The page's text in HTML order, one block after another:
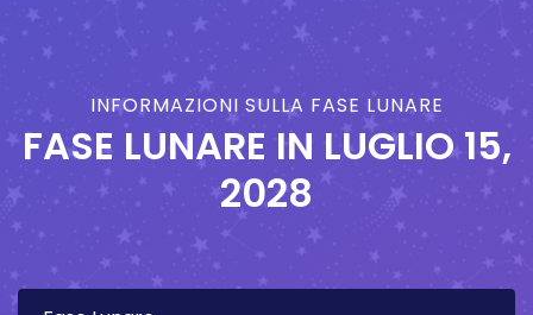
INFORMAZIONI SULLA FASE LUNARE
FASE LUNARE IN LUGLIO 15,
2028